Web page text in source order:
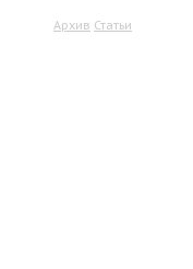
Архив Статьи